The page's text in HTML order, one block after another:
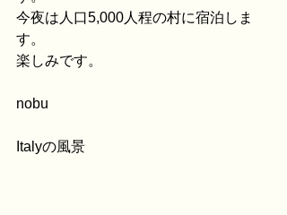
今夜は人口5,000人程の村に宿泊しま
す。
楽しみです。
nobu
Italyの風景